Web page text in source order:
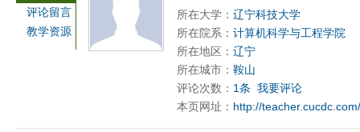
ca
1dfbsetx9899197996xxca 1dfbthisxca
1dfbxca12
3
1dfbzzzzzzzzbbbccccdddeeexcareplacezo
1printdf
b 9899197996 xca
AAABBBCCCdefine blablaenddefin
e dfbxyzendtemplate dfbCCCBBBAAA
dfb
dfb989919
dfbmath key98991 methodmulti
dfbsetx9899197996xxca
评论留言
教学资源
所在大学： 辽宁科技大学
所在院系： 计算机科学与工程学院
所在地区： 辽宁
所在城市： 鞍山
评论次数： 1条 我要评论
本页网址： http://